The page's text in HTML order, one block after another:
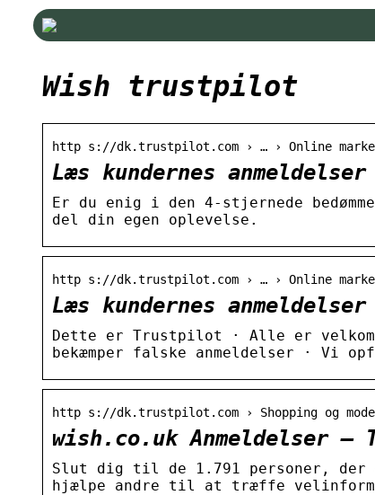
Wish trustpilot
http s://dk.trustpilot.com › … › Online
Læs kundernes
Er du enig i den 4-stjernede
del din egen oplevelse.
http s://dk.trustpilot.com › … › Online
Læs kundernes
Dette er Trustpilot · Alle er
bekæmper falske anmeldelser · Vi
http s://dk.trustpilot.com › Shopping og mode
wish.co.uk Anmeldelser
Slut dig til de 1.791 personer, der
hjælpe andre til at træffe